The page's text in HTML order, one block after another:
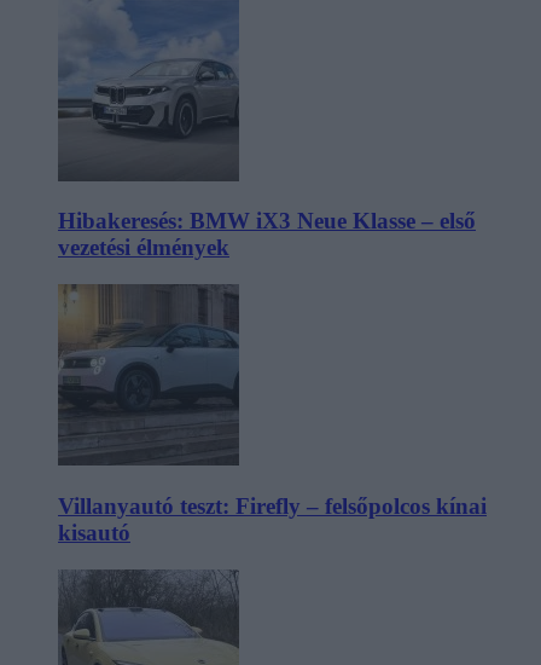
Hibakeresés: BMW iX3 Neue Klasse – első
vezetési élmények
Villanyautó teszt: Firefly – felsőpolcos kínai
kisautó